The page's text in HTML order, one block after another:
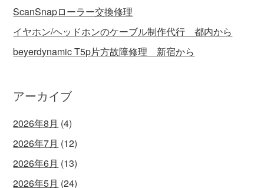
ScanSnapローラー交換修理
イヤホン/ヘッドホンのケーブル制作代行 都内から
beyerdynamic T5p片方故障修理 新宿から
アーカイブ
2026年8月 (4)
2026年7月 (12)
2026年6月 (13)
2026年5月 (24)